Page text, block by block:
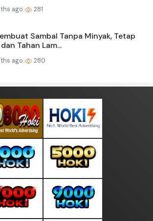
ago 281
Sambal Tanpa Minyak, Tetap
Tahan Lam...
ago 280